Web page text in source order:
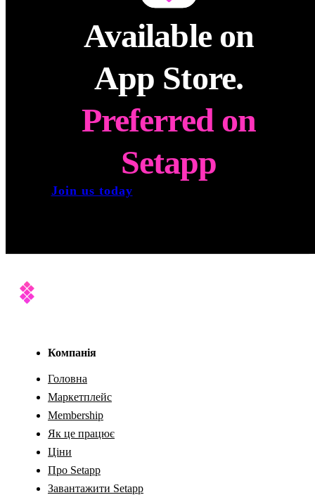
Available on
App Store.
Preferred on
Setapp
Join us today
Компанія
Головна
Маркетплейс
Membership
Як це працює
Ціни
Про Setapp
Завантажити Setapp